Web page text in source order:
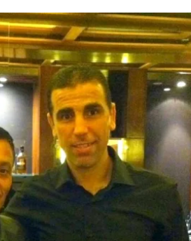
עסק
הפועל תל אביב
הפועל חיפה
הפועל באר שבע
מכבי נתניה
בני יהודה